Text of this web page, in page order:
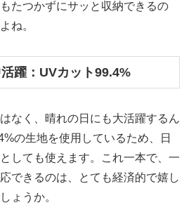
たつかずにサッと収納できるの
ね。
躍：UVカット99.4%
なく、晴れの日にも大活躍するん
の生地を使用しているため、日
しても使えます。これ一本で、一
できるのは、とても経済的で嬉し
ょうか。